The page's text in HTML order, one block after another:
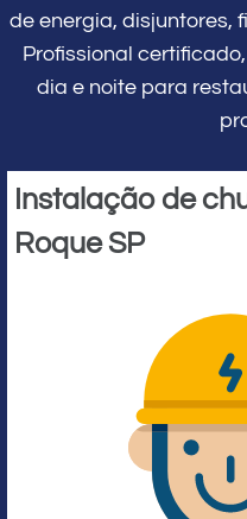
de energia, disjuntores,
Profissional
dia e noite para
Instalação de
Roque SP